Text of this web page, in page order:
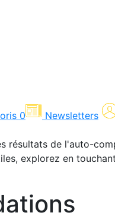
0 Newsletters
résultats de l'auto-
explorez en